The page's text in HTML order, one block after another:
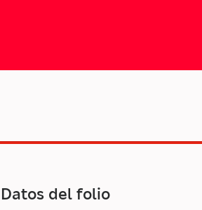
Datos del folio